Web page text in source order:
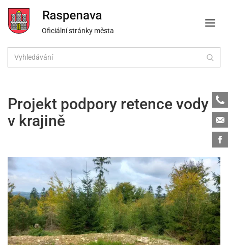
Oficiální stránky města
Projekt podpory retence vody
v krajině